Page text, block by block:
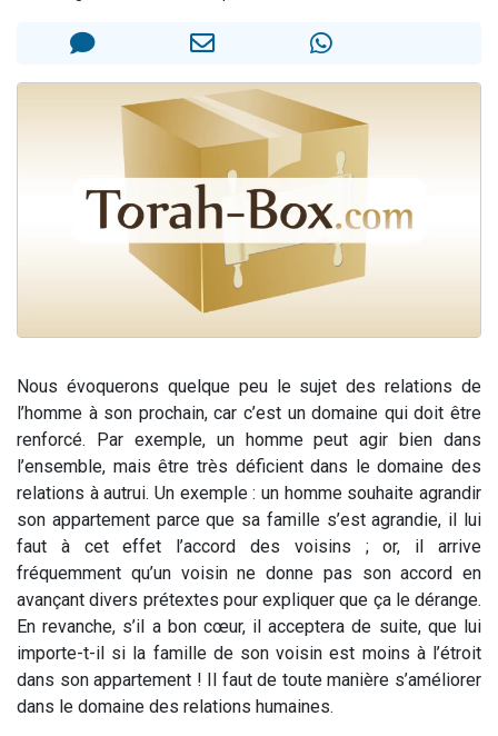
Ariel vient de donner son Maasser
Il reste 49 places pour étudier en groupe sur Zoom
Eva vient de donner son Maasser
Nous évoquerons quelque peu le sujet des relations de
l’homme à son prochain, car c’est un domaine qui doit être
renforcé. Par exemple, un homme peut agir bien dans
l’ensemble, mais être très déficient dans le domaine des
relations à autrui. Un exemple : un homme souhaite agrandir
son appartement parce que sa famille s’est agrandie, il lui
faut à cet effet l’accord des voisins ; or, il arrive
fréquemment qu’un voisin ne donne pas son accord en
avançant divers prétextes pour expliquer que ça le dérange.
En revanche, s’il a bon cœur, il acceptera de suite, que lui
importe-t-il si la famille de son voisin est moins à l’étroit
dans son appartement ! Il faut de toute manière s’améliorer
dans le domaine des relations humaines.